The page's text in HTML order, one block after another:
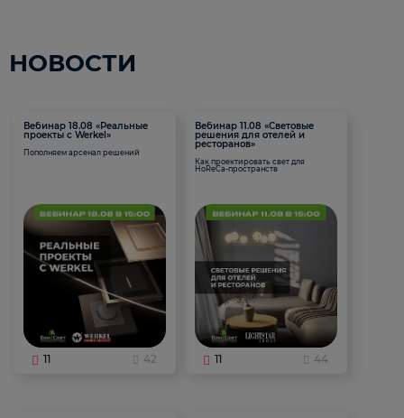
НОВОСТИ
Вебинар 18.08 «Реальные
проекты с Werkel»
Пополняем арсенал решений
11 42
Вебинар 11.08 «Световые
решения для отелей и
ресторанов»
Как проектировать свет для
HoReCa-пространств
11 44